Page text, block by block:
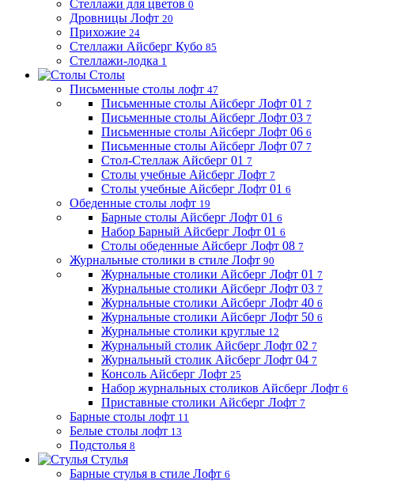
Стеллажи для цветов 0
Дровницы Лофт 20
Прихожие 24
Стеллажи Айсберг Кубо 85
Стеллажи-лодка 1
Столы
Письменные столы лофт 47
Письменные столы Айсберг Лофт 01 7
Письменные столы Айсберг Лофт 03 7
Письменные столы Айсберг Лофт 06 6
Письменные столы Айсберг Лофт 07 7
Стол-Стеллаж Айсберг 01 7
Столы учебные Айсберг Лофт 7
Столы учебные Айсберг Лофт 01 6
Обеденные столы лофт 19
Барные столы Айсберг Лофт 01 6
Набор Барный Айсберг Лофт 01 6
Столы обеденные Айсберг Лофт 08 7
Журнальные столики в стиле Лофт 90
Журнальные столики Айсберг Лофт 01 7
Журнальные столики Айсберг Лофт 03 7
Журнальные столики Айсберг Лофт 40 6
Журнальные столики Айсберг Лофт 50 6
Журнальные столики круглые 12
Журнальный столик Айсберг Лофт 02 7
Журнальный столик Айсберг Лофт 04 7
Консоль Айсберг Лофт 25
Набор журнальных столиков Айсберг Лофт 6
Приставные столики Айсберг Лофт 7
Барные столы лофт 11
Белые столы лофт 13
Подстолья 8
Стулья
Барные стулья в стиле Лофт 6